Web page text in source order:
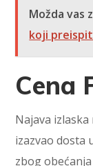
Možda vas
koji
Cena
Najava
izazvao dosta
zbog